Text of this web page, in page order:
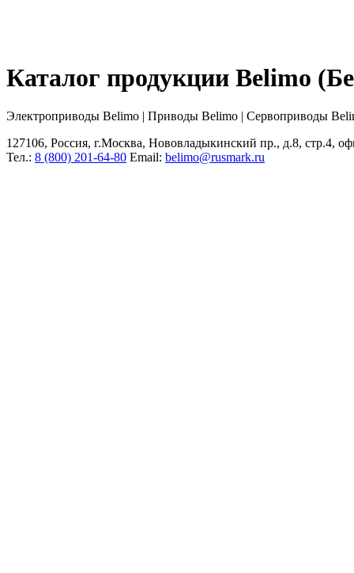
Каталог продукции Belimo
Электроприводы Belimo | Приводы Belimo | Сервоприводы
127106, Россия, г.Москва, Нововладыкинский пр., д.8, стр.4,
Тел.: 8 (800) 201-64-80 Еmail: belimo@rusmark.ru